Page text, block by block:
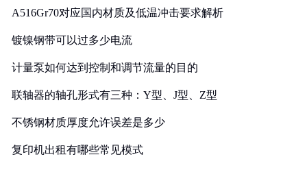
A516Gr70对应国内材质及低温冲击要求解析
镀镍钢带可以过多少电流
计量泵如何达到控制和调节流量的目的
联轴器的轴孔形式有三种：Y型、J型、Z型
不锈钢材质厚度允许误差是多少
复印机出租有哪些常见模式